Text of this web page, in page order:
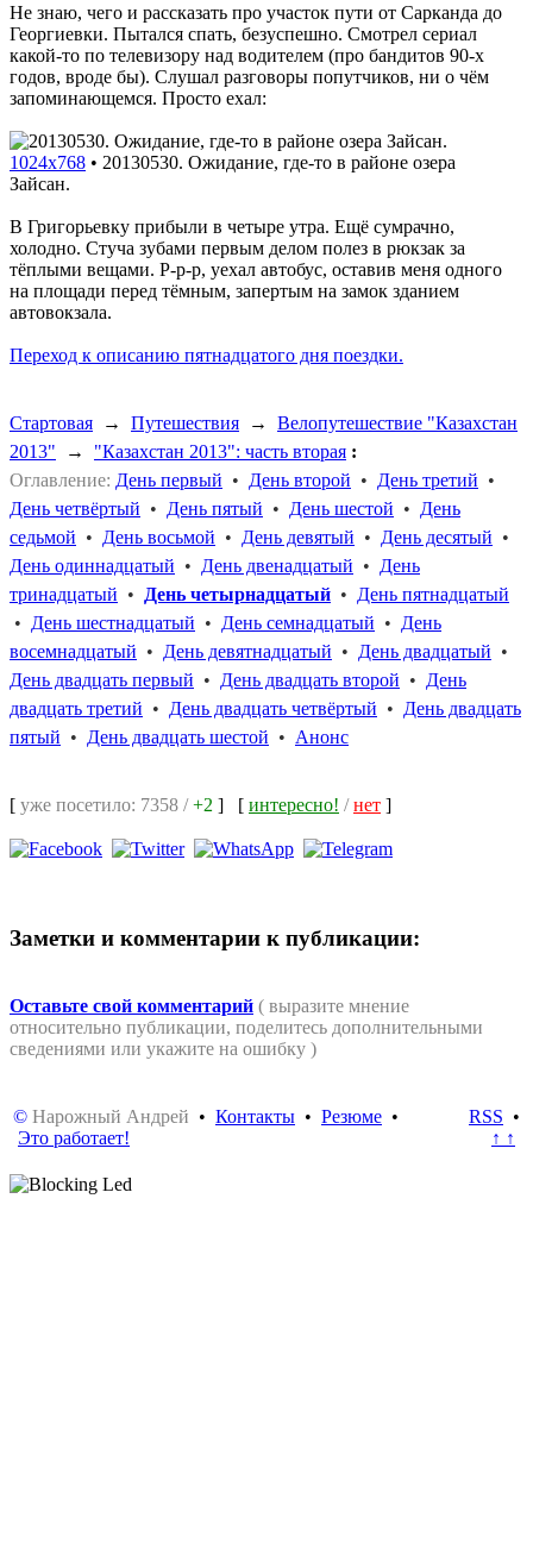
Не знаю, чего и рассказать про участок пути от Сарканда до
Георгиевки. Пытался спать, безуспешно. Смотрел сериал
какой-то по телевизору над водителем (про бандитов 90-х
годов, вроде бы). Слушал разговоры попутчиков, ни о чём
запоминающемся. Просто ехал:
1024x768 • 20130530. Ожидание, где-то в районе озера
Зайсан.
В Григорьевку прибыли в четыре утра. Ещё сумрачно,
холодно. Стуча зубами первым делом полез в рюкзак за
тёплыми вещами. Р-р-р, уехал автобус, оставив меня одного
на площади перед тёмным, запертым на замок зданием
автовокзала.
Переход к описанию пятнадцатого дня поездки.
Стартовая → Путешествия → Велопутешествие "Казахстан
2013" → "Казахстан 2013": часть вторая :
Оглавление: День первый • День второй • День третий •
День четвёртый • День пятый • День шестой • День
седьмой • День восьмой • День девятый • День десятый •
День одиннадцатый • День двенадцатый • День
тринадцатый • День четырнадцатый • День пятнадцатый
• День шестнадцатый • День семнадцатый • День
восемнадцатый • День девятнадцатый • День двадцатый •
День двадцать первый • День двадцать второй • День
двадцать третий • День двадцать четвёртый • День двадцать
пятый • День двадцать шестой • Анонс
[ уже посетило: 7358 /+2 ] [ интересно! /нет ]
Заметки и комментарии к публикации:
Оставьте свой комментарий ( выразите мнение
относительно публикации, поделитесь дополнительными
сведениями или укажите на ошибку )
© Нарожный Андрей • Контакты • Резюме •
Это работает!
RSS •
↑ ↑